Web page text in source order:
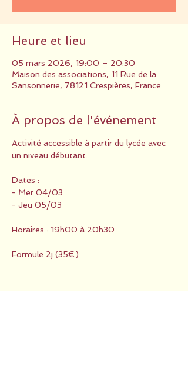
Heure et lieu
05 mars 2026, 19:00 – 20:30
Maison des associations, 11 Rue de la
Sansonnerie, 78121 Crespières, France
À propos de l'événement
Activité accessible à partir du lycée avec
un niveau débutant.
Dates :
- Mer 04/03
- Jeu 05/03
Horaires : 19h00 à 20h30
Formule 2j (35€)